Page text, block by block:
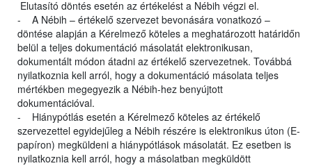
Elutasító döntés esetén az értékelést a Nébih végzi el.
- A Nébih – értékelő szervezet bevonására vonatkozó –
döntése alapján a Kérelmező köteles a meghatározott határidőn
belül a teljes dokumentáció másolatát elektronikusan,
dokumentált módon átadni az értékelő szervezetnek. Továbbá
nyilatkoznia kell arról, hogy a dokumentáció másolata teljes
mértékben megegyezik a Nébih-hez benyújtott
dokumentációval.
- Hiánypótlás esetén a Kérelmező köteles az értékelő
szervezettel egyidejűleg a Nébih részére is elektronikus úton (E-
papíron) megküldeni a hiánypótlások másolatát. Ez esetben is
nyilatkoznia kell arról, hogy a másolatban megküldött